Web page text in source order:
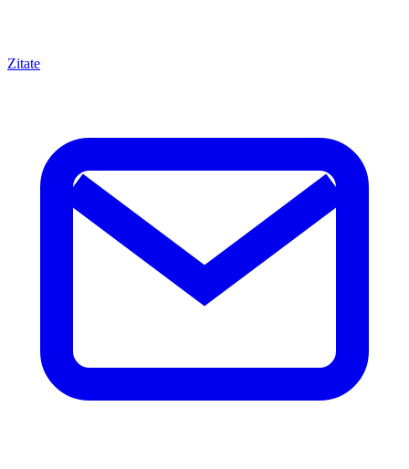
Zitate